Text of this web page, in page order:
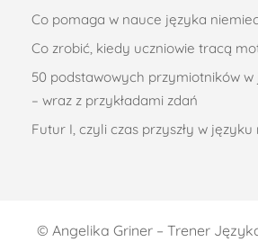
Co pomaga w nauce języka
Co zrobić, kiedy uczniowie tracą
50 podstawowych przymiotników
– wraz z przykładami zdań
Futur I, czyli czas przyszły w
© Angelika Griner – Trener